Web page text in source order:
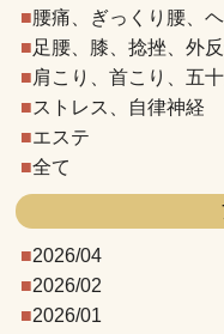
腰痛、ぎっくり腰、
足腰、膝、捻挫、外
肩こり、首こり、五
ストレス、自律神経
エステ
全て
2026/04
2026/02
2026/01